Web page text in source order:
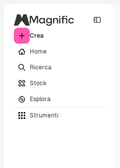
Crea
Home
Ricerca
Stock
Esplora
Strumenti